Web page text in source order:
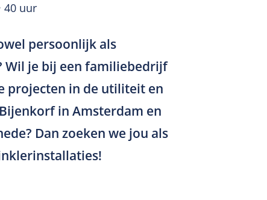
40 uur
persoonlijk als
Wil je bij een familiebedrijf
projecten in de utiliteit en
in Amsterdam en
Dan zoeken we jou als